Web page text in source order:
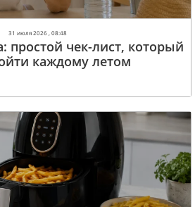
31 июля 2026 , 08:48
простой чек-лист, который
каждому летом